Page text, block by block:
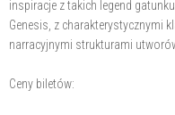
inspiracje z takich legend
Genesis, z charakterystycznymi
narracyjnymi strukturami
Ceny biletów: